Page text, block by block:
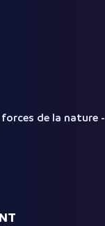
de la nature -